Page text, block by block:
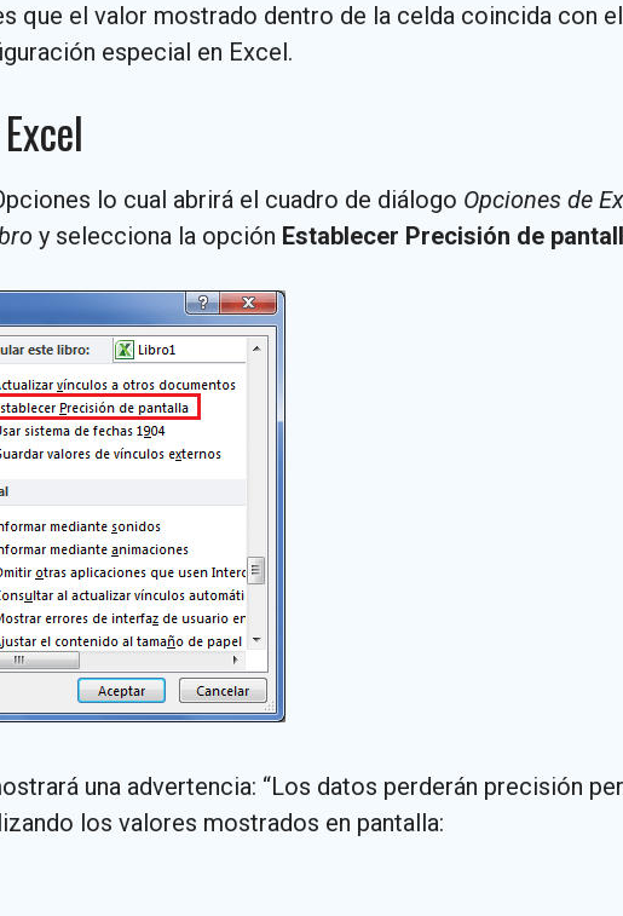
que el valor mostrado dentro de la celda coincida con
especial en Excel.
lo cual abrirá el cuadro de diálogo Opciones de
y selecciona la opción Establecer Precisión de
una advertencia: “Los datos perderán precisión
los valores mostrados en pantalla: